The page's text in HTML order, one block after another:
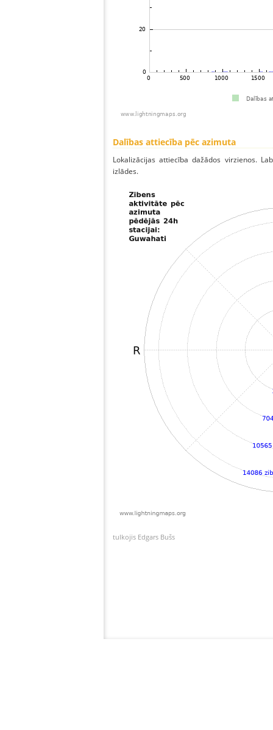
Dalības attiecība pēc azimuta
Lokalizācijas attiecība dažādos virzienos.
izlādes.
tulkojis Edgars Bušs